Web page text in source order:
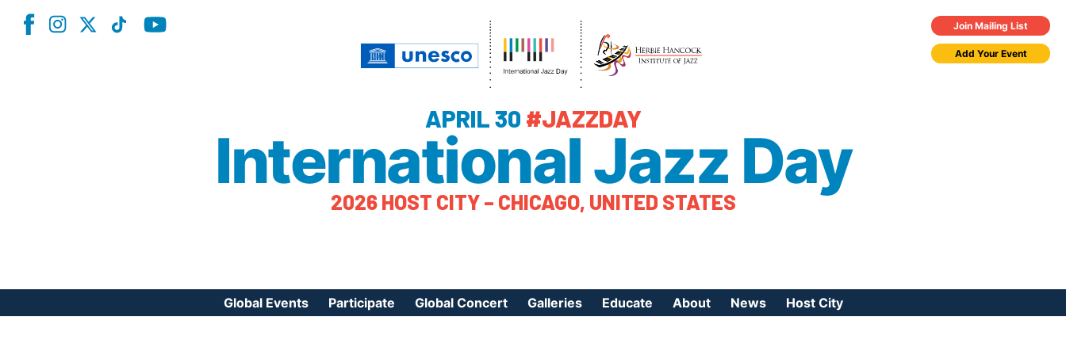
Join Mailing List
Add Your Event
APRIL 30 #JAZZDAY
International Jazz Day
2026 HOST CITY – CHICAGO, UNITED STATES
Global Events Participate Global Concert Galleries Educate About News Host City